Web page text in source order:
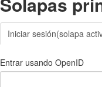
Iniciar sesión(solapa
Entrar usando OpenID